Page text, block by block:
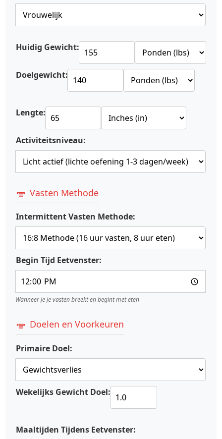
Huidig Gewicht:
Doelgewicht:
Lengte:
Activiteitsniveau:
Vasten Methode
Intermittent Vasten Methode:
Begin Tijd Eetvenster:
Wanneer je je vasten breekt en begint met eten
Doelen en Voorkeuren
Primaire Doel:
Wekelijks Gewicht Doel:
Maaltijden Tijdens Eetvenster: